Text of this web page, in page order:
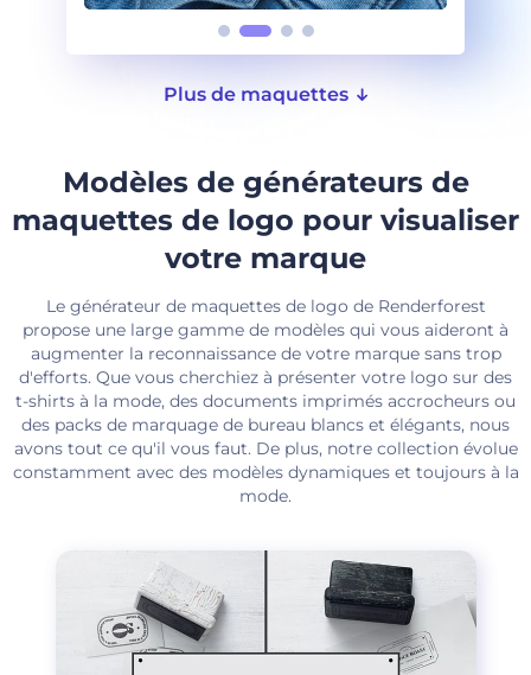
Plus de maquettes
Modèles de générateurs de
maquettes de logo pour visualiser
votre marque
Le générateur de maquettes de logo de Renderforest
propose une large gamme de modèles qui vous aideront à
augmenter la reconnaissance de votre marque sans trop
d'efforts. Que vous cherchiez à présenter votre logo sur des
t-shirts à la mode, des documents imprimés accrocheurs ou
des packs de marquage de bureau blancs et élégants, nous
avons tout ce qu'il vous faut. De plus, notre collection évolue
constamment avec des modèles dynamiques et toujours à la
mode.